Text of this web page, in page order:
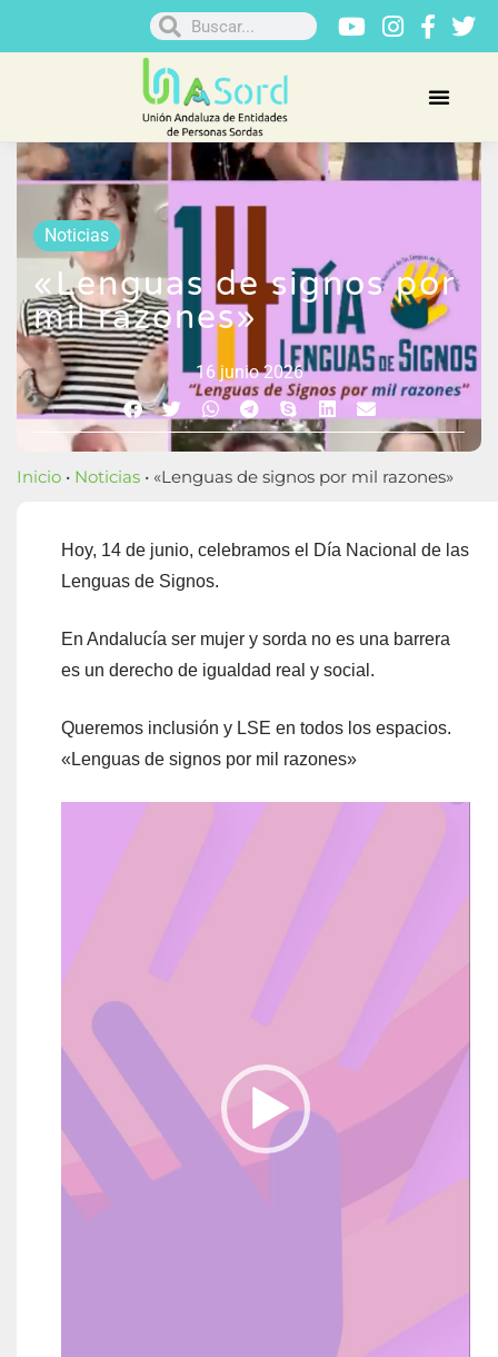
Noticias
«Lenguas de signos por
mil razones»
16 junio 2026
Inicio • Noticias • «Lenguas de signos por mil razones»
Hoy, 14 de junio, celebramos el Día Nacional de las
Lenguas de Signos.
En Andalucía ser mujer y sorda no es una barrera
es un derecho de igualdad real y social.
Queremos inclusión y LSE en todos los espacios.
«Lenguas de signos por mil razones»
Reproductor